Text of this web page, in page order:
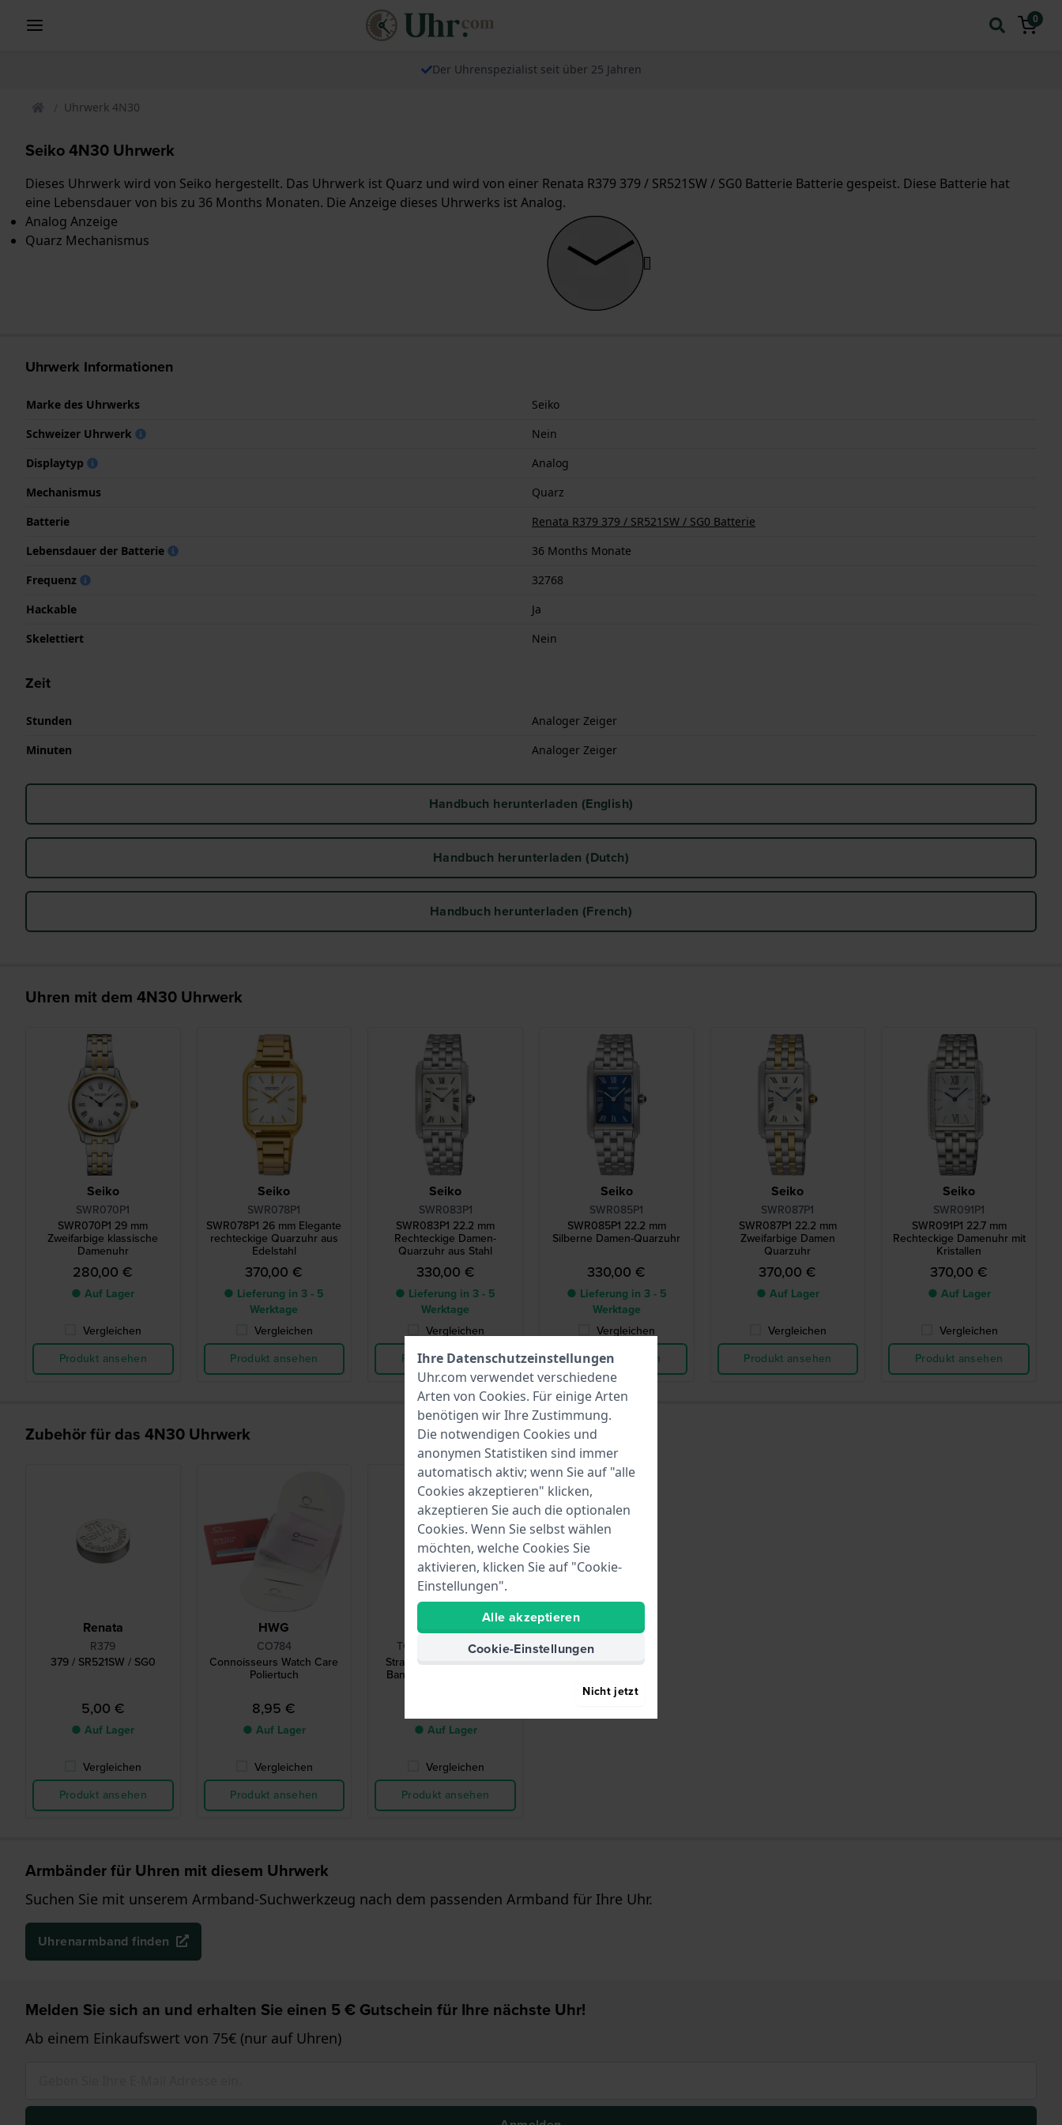
0
Der Uhrenspezialist seit über 25 Jahren
Uhrwerk 4N30
Seiko 4N30 Uhrwerk
Dieses Uhrwerk wird von Seiko hergestellt. Das Uhrwerk ist Quarz und wird von einer Renata R379 379 / SR521SW / SG0 Batterie Batterie gespeist. Diese Batterie hat
eine Lebensdauer von bis zu 36 Months Monaten. Die Anzeige dieses Uhrwerks ist Analog.
Analog Anzeige
Quarz Mechanismus
Uhrwerk Informationen
Marke des Uhrwerks
Seiko
Schweizer Uhrwerk
Nein
Displaytyp
Analog
Mechanismus
Quarz
Batterie
Renata R379 379 / SR521SW / SG0 Batterie
Lebensdauer der Batterie
36 Months Monate
Frequenz
32768
Hackable
Ja
Skelettiert
Nein
Zeit
Stunden
Analoger Zeiger
Minuten
Analoger Zeiger
Handbuch herunterladen (English)
Handbuch herunterladen (Dutch)
Handbuch herunterladen (French)
Uhren mit dem 4N30 Uhrwerk
Seiko
SWR070P1
SWR070P1 29 mm
Zweifarbige klassische
Damenuhr
280,00 €
● Auf Lager
Vergleichen
Produkt ansehen
Seiko
SWR078P1
SWR078P1 26 mm Elegante
rechteckige Quarzuhr aus
Edelstahl
370,00 €
● Lieferung in 3 - 5
Werktage
Vergleichen
Produkt ansehen
Seiko
SWR083P1
SWR083P1 22.2 mm
Rechteckige Damen-
Quarzuhr aus Stahl
330,00 €
● Lieferung in 3 - 5
Werktage
Vergleichen
Produkt ansehen
Seiko
SWR085P1
SWR085P1 22.2 mm
Silberne Damen-Quarzuhr
330,00 €
● Lieferung in 3 - 5
Werktage
Vergleichen
Produkt ansehen
Seiko
SWR087P1
SWR087P1 22.2 mm
Zweifarbige Damen
Quarzuhr
370,00 €
● Auf Lager
Vergleichen
Produkt ansehen
Seiko
SWR091P1
SWR091P1 22.7 mm
Rechteckige Damenuhr mit
Kristallen
370,00 €
● Auf Lager
Vergleichen
Produkt ansehen
Zubehör für das 4N30 Uhrwerk
Renata
R379
379 / SR521SW / SG0
5,00 €
● Auf Lager
Vergleichen
Produkt ansehen
HWG
CO784
Connoisseurs Watch Care
Poliertuch
8,95 €
● Auf Lager
Vergleichen
Produkt ansehen
TOOL-STRCHG-001
Strap Changing Tool 001
Bandwechsel Werkzeug
● Auf Lager
Vergleichen
Produkt ansehen
Armbänder für Uhren mit diesem Uhrwerk
Suchen Sie mit unserem Armband-Suchwerkzeug nach dem passenden Armband für Ihre Uhr.
Uhrenarmband finden
Melden Sie sich an und erhalten Sie einen 5 € Gutschein für Ihre nächste Uhr!
Ab einem Einkaufswert von 75€ (nur auf Uhren)
Ihre Datenschutzeinstellungen
Uhr.com verwendet verschiedene
Arten von Cookies. Für einige Arten
benötigen wir Ihre Zustimmung.
Die notwendigen Cookies und
anonymen Statistiken sind immer
automatisch aktiv; wenn Sie auf "alle
Cookies akzeptieren" klicken,
akzeptieren Sie auch die optionalen
Cookies. Wenn Sie selbst wählen
möchten, welche Cookies Sie
aktivieren, klicken Sie auf "Cookie-
Einstellungen".
Alle akzeptieren
Cookie-Einstellungen
Nicht jetzt